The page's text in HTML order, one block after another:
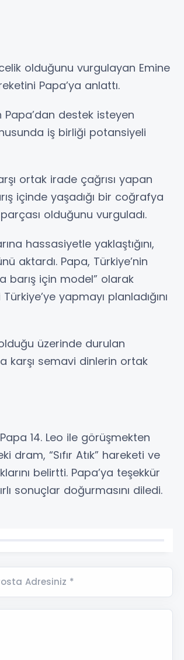
olduğunu vurgulayan Emine
Papa’ya anlattı.
destek isteyen
iş birliği potansiyeli
ortak irade çağrısı yapan
içinde yaşadığı bir coğrafya
olduğunu vurguladı.
hassasiyetle yaklaştığını,
aktardı. Papa, Türkiye’nin
barış için model” olarak
yapmayı planladığını
üzerinde durulan
karşı semavi dinlerin ortak
14. Leo ile görüşmekten
“Sıfır Atık” hareketi ve
belirtti. Papa’ya teşekkür
sonuçlar doğurmasını diledi.
Adresiniz *